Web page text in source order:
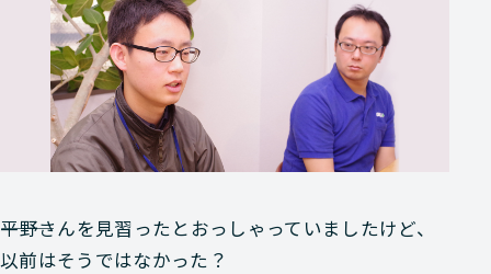
―――平野さんを見習ったとおっしゃっていましたけど、
以前はそうではなかった？